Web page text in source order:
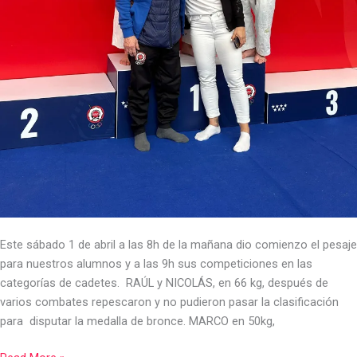
Este sábado 1 de abril a las 8h de la mañana dio comienzo el pesaje
para nuestros alumnos y a las 9h sus competiciones en las
categorías de cadetes. RAÚL y NICOLÁS, en 66 kg, después de
varios combates repescaron y no pudieron pasar la clasificación
para disputar la medalla de bronce. MARCO en 50kg,